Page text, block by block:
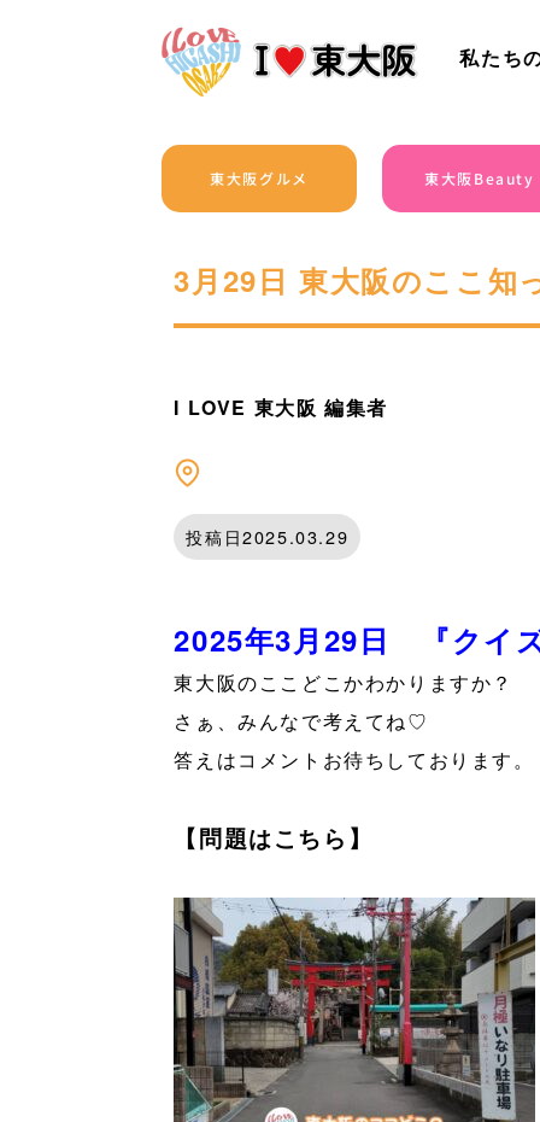
私たち
東大阪グルメ 東大阪Beauty
3月29日 東大阪のここ知
I LOVE 東大阪 編集者
投稿日2025.03.29
2025年3月29日 『クイズ
東大阪のここどこかわかりますか？
さぁ、みんなで考えてね♡
答えはコメントお待ちしております。
【問題はこちら】